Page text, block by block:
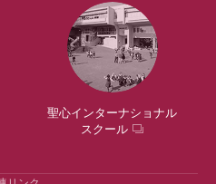
聖心インターナショナル
スクール